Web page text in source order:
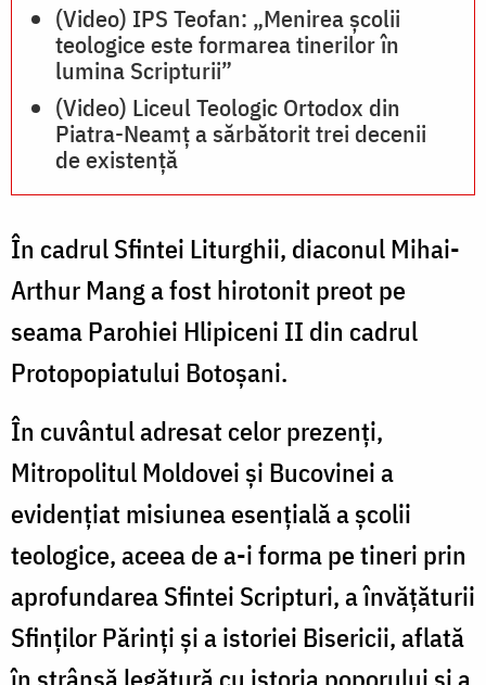
(Video) IPS Teofan: „Menirea școlii
teologice este formarea tinerilor în
lumina Scripturii”
(Video) Liceul Teologic Ortodox din
Piatra-Neamț a sărbătorit trei decenii
de existență
În cadrul Sfintei Liturghii, diaconul Mihai-
Arthur Mang a fost hirotonit preot pe
seama Parohiei Hlipiceni II din cadrul
Protopopiatului Botoșani.
În cuvântul adresat celor prezenți,
Mitropolitul Moldovei și Bucovinei a
evidențiat misiunea esențială a școlii
teologice, aceea de a-i forma pe tineri prin
aprofundarea Sfintei Scripturi, a învățăturii
Sfinților Părinți și a istoriei Bisericii, aflată